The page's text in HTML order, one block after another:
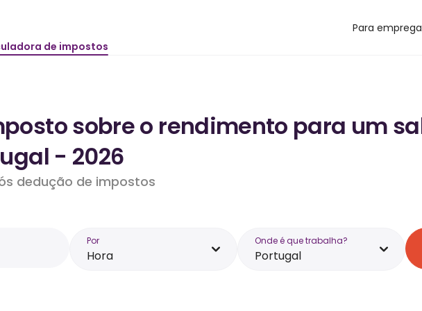
de impostos
Para
sobre o rendimento para um
- 2026
dedução de impostos
Por
Hora
Onde é que trabalha?
Portugal